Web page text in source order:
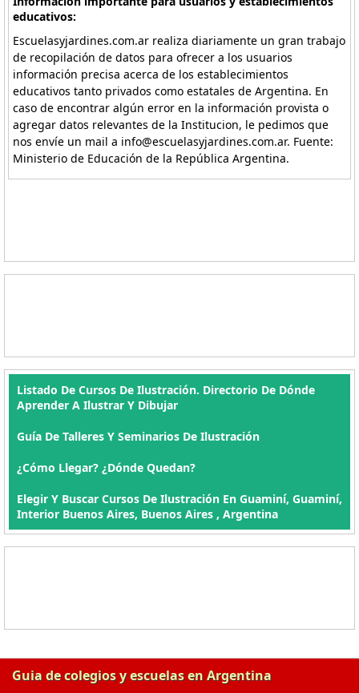
educativos:
Escuelasyjardines.com.ar realiza diariamente un gran trabajo
de recopilación de datos para ofrecer a los usuarios
información precisa acerca de los establecimientos
educativos tanto privados como estatales de Argentina. En
caso de encontrar algún error en la información provista o
agregar datos relevantes de la Institucion, le pedimos que
nos envíe un mail a info@escuelasyjardines.com.ar. Fuente:
Ministerio de Educación de la República Argentina.
Listado De Cursos De Ilustración. Directorio De Dónde
Aprender A Ilustrar Y Dibujar
Guía De Talleres Y Seminarios De Ilustración
¿Cómo Llegar? ¿Dónde Quedan?
Elegir Y Buscar Cursos De Ilustración En Guaminí, Guaminí,
Interior Buenos Aires, Buenos Aires , Argentina
Guia de colegios y escuelas en Argentina